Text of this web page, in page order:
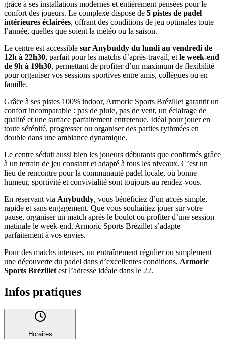
grâce à ses installations modernes et entièrement pensées pour le
confort des joueurs. Le complexe dispose de 5 pistes de padel
intérieures éclairées, offrant des conditions de jeu optimales toute
l’année, quelles que soient la météo ou la saison.
Le centre est accessible sur Anybuddy du lundi au vendredi de
12h à 22h30, parfait pour les matchs d’après-travail, et le week-end
de 9h à 19h30, permettant de profiter d’un maximum de flexibilité
pour organiser vos sessions sportives entre amis, collègues ou en
famille.
Grâce à ses pistes 100% indoor, Armoric Sports Brézillet garantit un
confort incomparable : pas de pluie, pas de vent, un éclairage de
qualité et une surface parfaitement entretenue. Idéal pour jouer en
toute sérénité, progresser ou organiser des parties rythmées en
double dans une ambiance dynamique.
Le centre séduit aussi bien les joueurs débutants que confirmés grâce
à un terrain de jeu constant et adapté à tous les niveaux. C’est un
lieu de rencontre pour la communauté padel locale, où bonne
humeur, sportivité et convivialité sont toujours au rendez-vous.
En réservant via Anybuddy, vous bénéficiez d’un accès simple,
rapide et sans engagement. Que vous souhaitiez jouer sur votre
pause, organiser un match après le boulot ou profiter d’une session
matinale le week-end, Armoric Sports Brézillet s’adapte
parfaitement à vos envies.
Pour des matchs intenses, un entraînement régulier ou simplement
une découverte du padel dans d’excellentes conditions, Armoric
Sports Brézillet est l’adresse idéale dans le 22.
Infos pratiques
Horaires